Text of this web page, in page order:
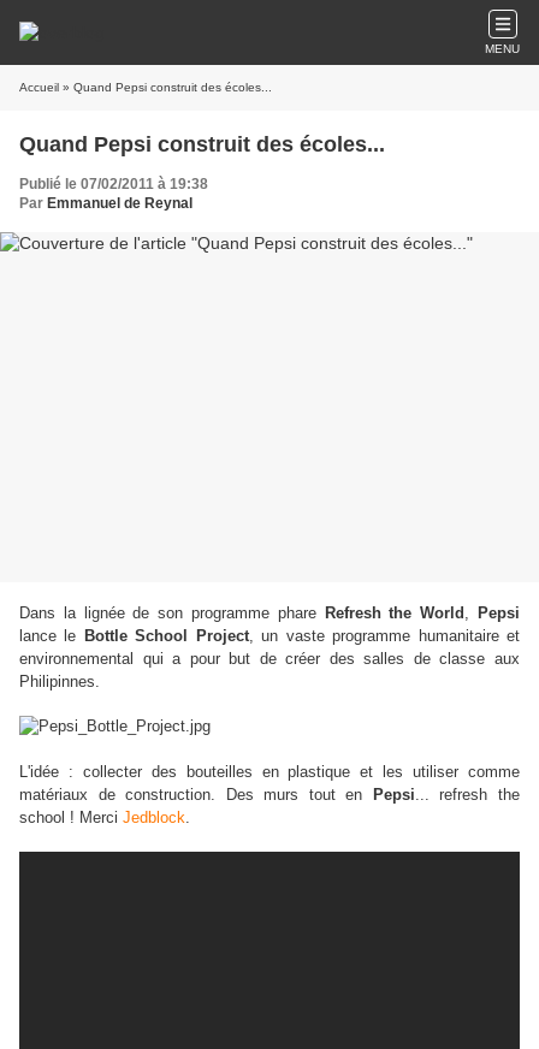
MENU
Accueil » Quand Pepsi construit des écoles...
Quand Pepsi construit des écoles...
Publié le 07/02/2011 à 19:38
Par Emmanuel de Reynal
Dans la lignée de son programme phare Refresh the World ,
Pepsi
lance le Bottle School Project, un vaste programme humanitaire et
environnemental qui a pour but de créer des salles de classe aux
Philipinnes.
L'idée : collecter des bouteilles en plastique et les utiliser comme
matériaux de construction. Des murs tout en
Pepsi... refresh the
school ! Merci Jedblock.